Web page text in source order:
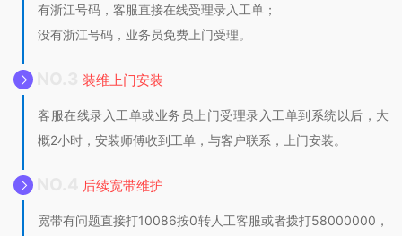
有浙江号码，客服直接在线受理录入工单；
没有浙江号码，业务员免费上门受理。
装维上门安装
客服在线录入工单或业务员上门受理录入工单到系统以后，大
概2小时，安装师傅收到工单，与客户联系，上门安装。
后续宽带维护
宽带有问题直接打10086按0转人工客服或者拨打58000000，